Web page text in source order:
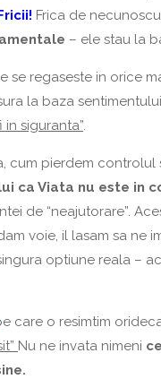
Frica de
– ele stau la
se regaseste in orice
la baza
in siguranta”.
cum pierdem controlul
ca Viata nu este in
de “neajutorare”.
voie, il lasam sa ne
optiune reala –
care o resimtim
Nu ne invata nimeni